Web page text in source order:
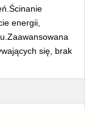
energii,
się, brak